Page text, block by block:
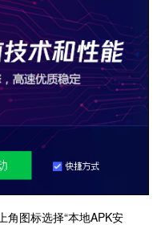
图标选择“本地APK安